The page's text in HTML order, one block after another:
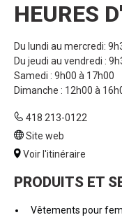
HEURES
Du lundi au mercredi:
Du jeudi au vendredi :
Samedi : 9h00 à 17h00
Dimanche : 12h00 à
418 213-0122
Site web
Voir l'itinéraire
PRODUITS ET
Vêtements pour